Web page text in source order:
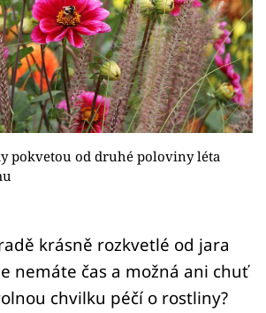
pokvetou od druhé poloviny léta
krásně rozkvetlé od jara
nemáte čas a možná ani chuť
chvilku péčí o rostliny?